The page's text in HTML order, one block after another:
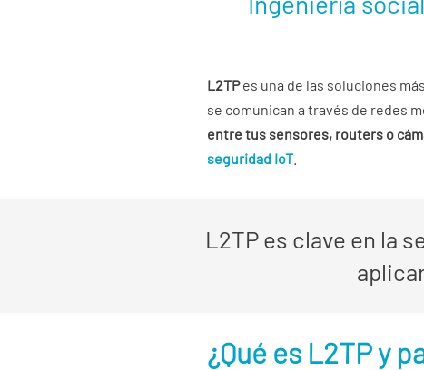
L2TPes una de las soluciones
se comunican a través de redes
entre tus sensores, routers o
seguridad IoT
L2TP es clave en la
¿Qué es L2TP y